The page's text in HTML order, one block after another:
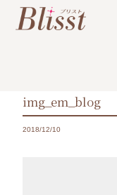
img_em_blog
2018/12/10